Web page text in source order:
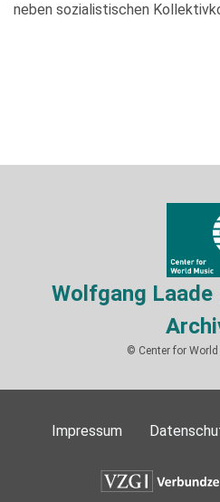
neben sozialistischen
Wolfgang
© Center for
Impressum